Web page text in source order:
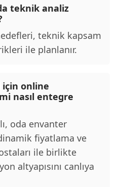
teknik analiz
teknik kapsam
ile planlanır.
online
nasıl entegre
oda envanter
fiyatlama ve
ile birlikte
altyapısını canlıya